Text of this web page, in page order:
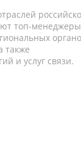
топ-
также
и услуг связи.